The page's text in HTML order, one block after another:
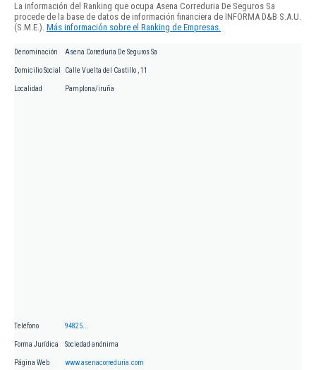
La información del Ranking que ocupa Asena Correduria De Seguros Sa
procede de la base de datos de información financiera de INFORMA D&B S.A.U.
(S.M.E.). Más información sobre el Ranking de Empresas.
Denominación Asena Correduria De Seguros Sa
Domicilio Social Calle Vuelta del Castillo , 11
Localidad Pamplona/iruña
Teléfono 94825...
Forma Jurídica Sociedad anónima
Página Web www.asenacorreduria.com